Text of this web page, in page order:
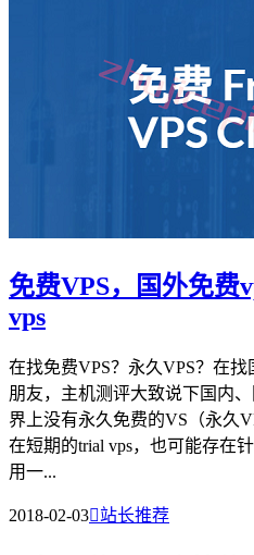
免费VPS，国外免费
vps
在找免费VPS？永久VPS？在
朋友，主机测评大致说下国内
界上没有永久免费的VS（永久
在短期的trial vps，也可能存在
用一...
2018-02-03站长推荐